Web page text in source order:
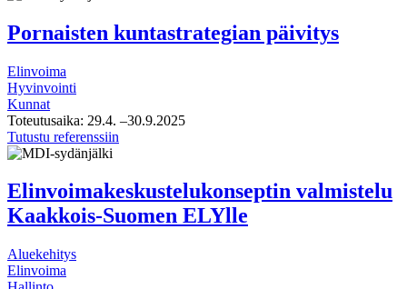
ja
arvoketjumallinnus
Pornaisten kuntastrategian päivitys
Elinvoima
Hyvinvointi
Kunnat
Toteutusaika: 29.4. –30.9.2025
Tutustu referenssiin
Elinvoimakeskustelukonseptin valmistelu
Kaakkois-Suomen ELYlle
Aluekehitys
Elinvoima